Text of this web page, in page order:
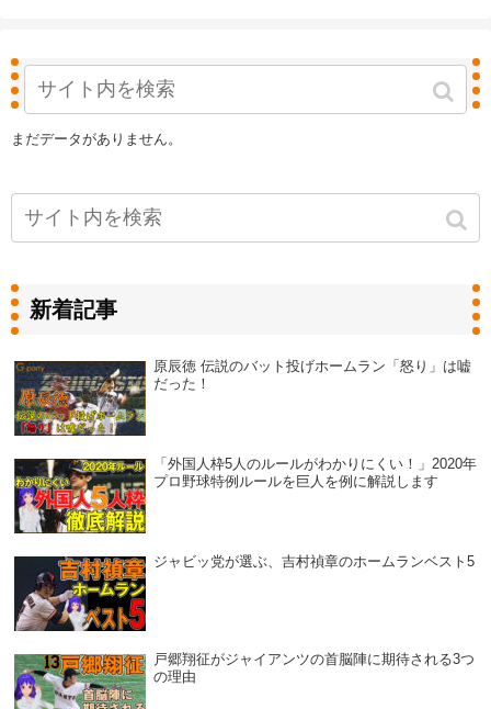
人気記事
まだデータがありません。
新着記事
原辰徳 伝説のバット投げホームラン「怒り」は嘘
だった！
「外国人枠5人のルールがわかりにくい！」2020年
プロ野球特例ルールを巨人を例に解説します
ジャビッ党が選ぶ、吉村禎章のホームランベスト5
戸郷翔征がジャイアンツの首脳陣に期待される3つ
の理由